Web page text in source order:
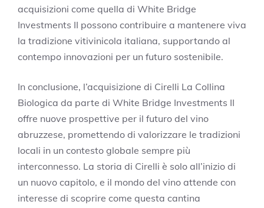
acquisizioni come quella di White Bridge
Investments II possono contribuire a mantenere viva
la tradizione vitivinicola italiana, supportando al
contempo innovazioni per un futuro sostenibile.
In conclusione, l’acquisizione di Cirelli La Collina
Biologica da parte di White Bridge Investments II
offre nuove prospettive per il futuro del vino
abruzzese, promettendo di valorizzare le tradizioni
locali in un contesto globale sempre più
interconnesso. La storia di Cirelli è solo all’inizio di
un nuovo capitolo, e il mondo del vino attende con
interesse di scoprire come questa cantina